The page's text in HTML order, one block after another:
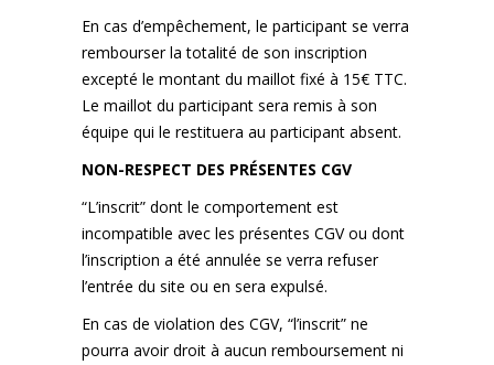
En cas d’empêchement, le participant se verra
rembourser la totalité de son inscription
excepté le montant du maillot fixé à 15€ TTC.
Le maillot du participant sera remis à son
équipe qui le restituera au participant absent.
NON-RESPECT DES PRÉSENTES CGV
“L’inscrit” dont le comportement est
incompatible avec les présentes CGV ou dont
l’inscription a été annulée se verra refuser
l’entrée du site ou en sera expulsé.
En cas de violation des CGV, “l’inscrit” ne
pourra avoir droit à aucun remboursement ni